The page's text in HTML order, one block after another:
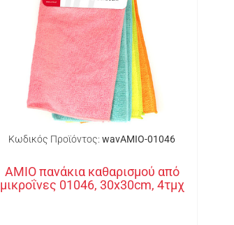
Κωδικός Προϊόντος: wavAMIO-01046
AMIO πανάκια καθαρισμού από
μικροΐνες 01046, 30x30cm, 4τμχ